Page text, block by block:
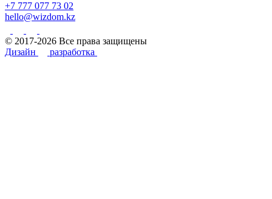
+7 777 077 73 02
hello@wizdom.kz
© 2017-2026 Все права защищены
Дизайн
разработка